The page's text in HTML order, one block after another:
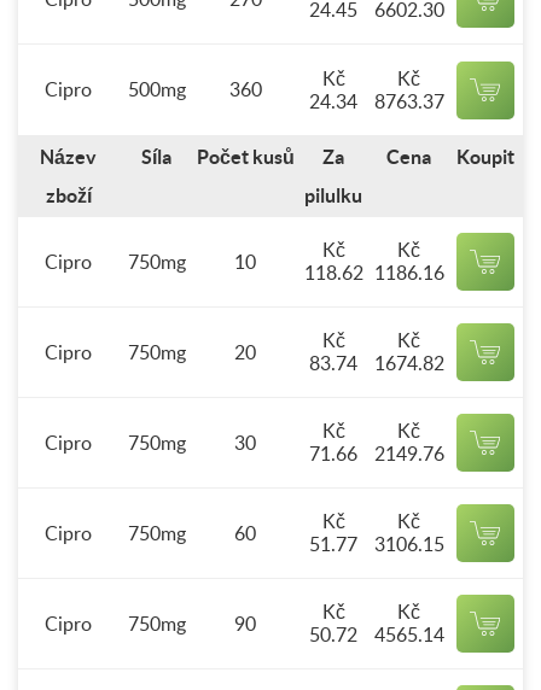
24.45
6602.30
Cipro 500mg 360
Kč
24.34
Kč
8763.37
Název
zboží
Síla Počet kusů
Za
pilulku
Cena Koupit
Cipro 750mg 10
Kč
118.62
Kč
1186.16
Cipro 750mg 20
Kč
83.74
Kč
1674.82
Cipro 750mg 30
Kč
71.66
Kč
2149.76
Cipro 750mg 60
Kč
51.77
Kč
3106.15
Cipro 750mg 90
Kč
50.72
Kč
4565.14